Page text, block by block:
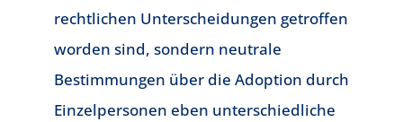
rechtlichen Unterscheidungen getroffen
worden sind, sondern neutrale
Bestimmungen über die Adoption durch
Einzelpersonen eben unterschiedliche